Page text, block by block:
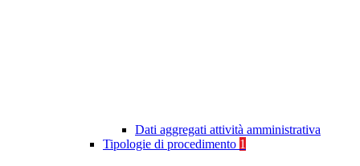
Dati aggregati attività amministrativa
Tipologie di procedimento 1